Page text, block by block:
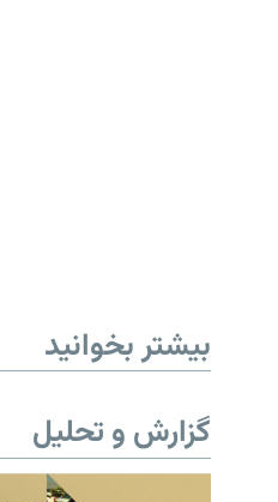
بیشتر بخوانید
گزارش و تحلیل